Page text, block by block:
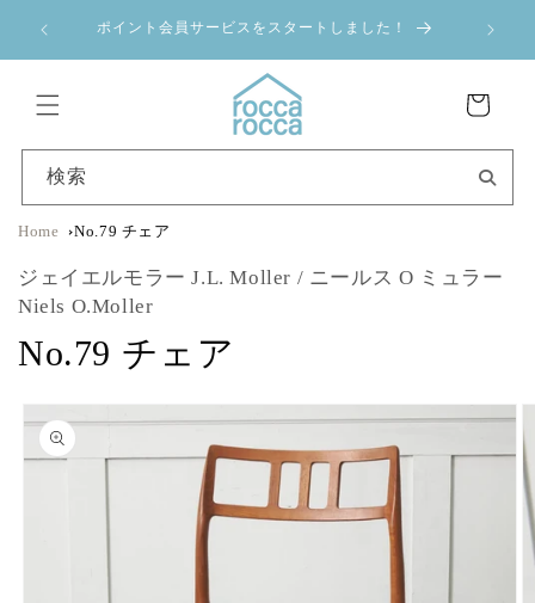
ンツに
ポイント会員サービスをスタートしました！
ー
検索
Home No.79 チェア
ジェイエルモラー J.L. Moller / ニールス O ミュラー
Niels O.Moller
No.79 チェア
商品情
報にス
キップ